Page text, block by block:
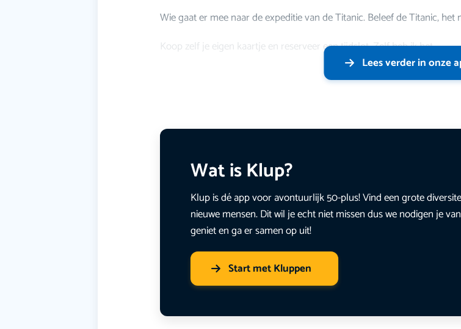
Wie gaat er mee naar de expeditie van de Titanic. Beleef de Titanic,
Koop zelf je eigen kaartje en reserveer een tijdslot. Zelf heb ik het
Lees verder in onze
Wat is Klup?
Klup is dé app voor avontuurlijk 50-plus! Vind een grote
nieuwe mensen. Dit wil je echt niet missen dus we nodigen je
geniet en ga er samen op uit!
Start met Kluppen